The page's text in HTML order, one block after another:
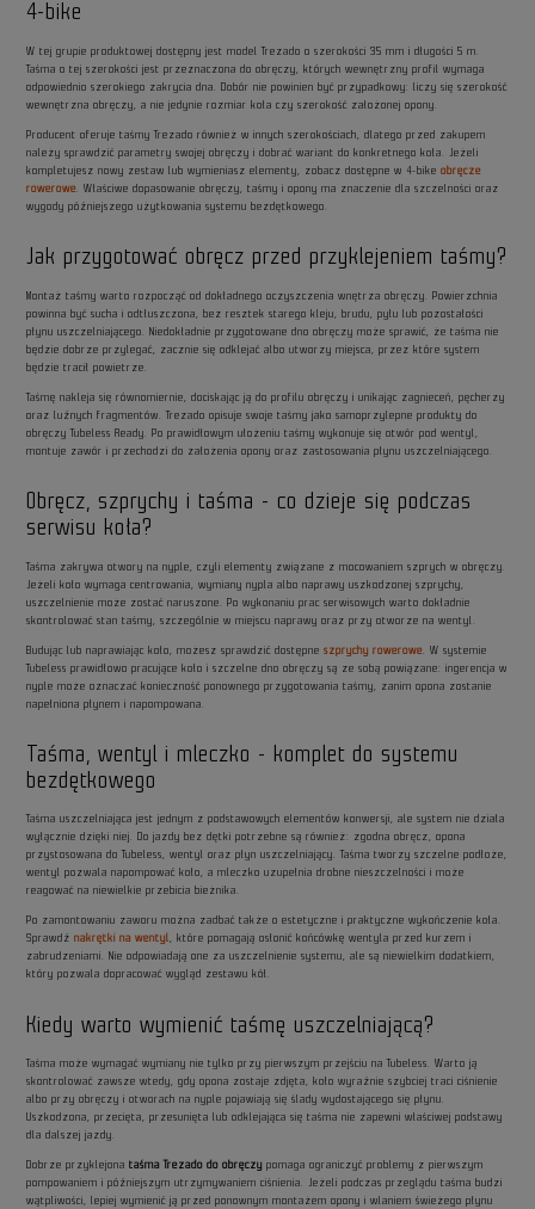
4-bike
W tej grupie produktowej dostępny jest model Trezado o szerokości 35 mm i długości 5 m.
Taśma o tej szerokości jest przeznaczona do obręczy, których wewnętrzny profil wymaga
odpowiednio szerokiego zakrycia dna. Dobór nie powinien być przypadkowy: liczy się szerokość
wewnętrzna obręczy, a nie jedynie rozmiar koła czy szerokość założonej opony.
Producent oferuje taśmy Trezado również w innych szerokościach, dlatego przed zakupem
należy sprawdzić parametry swojej obręczy i dobrać wariant do konkretnego koła. Jeżeli
kompletujesz nowy zestaw lub wymieniasz elementy, zobacz dostępne w 4-bikeobręcze
rowerowe . Właściwe dopasowanie obręczy, taśmy i opony ma znaczenie dla szczelności oraz
wygody późniejszego użytkowania systemu bezdętkowego.
Jak przygotować obręcz przed przyklejeniem taśmy?
Montaż taśmy warto rozpocząć od dokładnego oczyszczenia wnętrza obręczy. Powierzchnia
powinna być sucha i odtłuszczona, bez resztek starego kleju, brudu, pyłu lub pozostałości
płynu uszczelniającego. Niedokładnie przygotowane dno obręczy może sprawić, że taśma nie
będzie dobrze przylegać, zacznie się odklejać albo utworzy miejsca, przez które system
będzie tracił powietrze.
Taśmę nakleja się równomiernie, dociskając ją do profilu obręczy i unikając zagnieceń, pęcherzy
oraz luźnych fragmentów. Trezado opisuje swoje taśmy jako samoprzylepne produkty do
obręczy Tubeless Ready. Po prawidłowym ułożeniu taśmy wykonuje się otwór pod wentyl,
montuje zawór i przechodzi do założenia opony oraz zastosowania płynu uszczelniającego.
Obręcz, szprychy i taśma - co dzieje się podczas
serwisu koła?
Taśma zakrywa otwory na nyple, czyli elementy związane z mocowaniem szprych w obręczy.
Jeżeli koło wymaga centrowania, wymiany nypla albo naprawy uszkodzonej szprychy,
uszczelnienie może zostać naruszone. Po wykonaniu prac serwisowych warto dokładnie
skontrolować stan taśmy, szczególnie w miejscu naprawy oraz przy otworze na wentyl.
Budując lub naprawiając koło, możesz sprawdzić dostępneszprychy rowerowe . W systemie
Tubeless prawidłowo pracujące koło i szczelne dno obręczy są ze sobą powiązane: ingerencja w
nyple może oznaczać konieczność ponownego przygotowania taśmy, zanim opona zostanie
napełniona płynem i napompowana.
Taśma, wentyl i mleczko - komplet do systemu
bezdętkowego
Taśma uszczelniająca jest jednym z podstawowych elementów konwersji, ale system nie działa
wyłącznie dzięki niej. Do jazdy bez dętki potrzebne są również: zgodna obręcz, opona
przystosowana do Tubeless, wentyl oraz płyn uszczelniający. Taśma tworzy szczelne podłoże,
wentyl pozwala napompować koło, a mleczko uzupełnia drobne nieszczelności i może
reagować na niewielkie przebicia bieżnika.
Po zamontowaniu zaworu można zadbać także o estetyczne i praktyczne wykończenie koła.
Sprawdźnakrętki na wentyl, które pomagają osłonić końcówkę wentyla przed kurzem i
zabrudzeniami. Nie odpowiadają one za uszczelnienie systemu, ale są niewielkim dodatkiem,
który pozwala dopracować wygląd zestawu kół.
Kiedy warto wymienić taśmę uszczelniającą?
Taśma może wymagać wymiany nie tylko przy pierwszym przejściu na Tubeless. Warto ją
skontrolować zawsze wtedy, gdy opona zostaje zdjęta, koło wyraźnie szybciej traci ciśnienie
albo przy obręczy i otworach na nyple pojawiają się ślady wydostającego się płynu.
Uszkodzona, przecięta, przesunięta lub odklejająca się taśma nie zapewni właściwej podstawy
dla dalszej jazdy.
Dobrze przyklejonataśma Trezado do obręczy pomaga ograniczyć problemy z pierwszym
pompowaniem i późniejszym utrzymywaniem ciśnienia. Jeżeli podczas przeglądu taśma budzi
wątpliwości, lepiej wymienić ją przed ponownym montażem opony i wlaniem świeżego płynu